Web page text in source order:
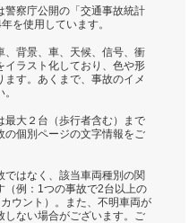
警察庁公開の「交通事故統計
を使用しています。
、背景、車、天候、信号、衝
イラスト化しており、色や形
す。あくまで、事故のイメ
最大２台（歩行者含む）まで
の個別ページの文字情報をご
ではなく、該当車両種別の関
（例：1つの事故で2台以上の
ウント）。また、不明車両が
しない場合がございます。ご